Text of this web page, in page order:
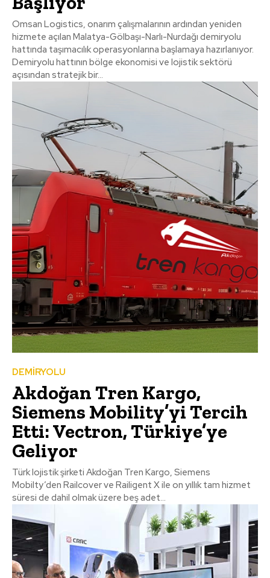
Omsan Logistics, onarım çalışmalarının ardından yeniden
hizmete açılan Malatya-Gölbaşı-Narlı-Nurdağı demiryolu
hattında taşımacılık operasyonlarına başlamaya hazırlanıyor.
Demiryolu hattının bölge ekonomisi ve lojistik sektörü
açısından stratejik bir...
DEMİRYOLU
Akdoğan Tren Kargo,
Siemens Mobility’yi Tercih
Etti: Vectron, Türkiye’ye
Geliyor
Türk lojistik şirketi Akdoğan Tren Kargo, Siemens
Mobilty’den Railcover ve Railigent X ile on yıllık tam hizmet
süresi de dahil olmak üzere beş adet...